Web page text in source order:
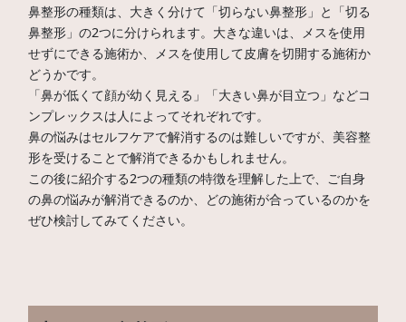
鼻整形の種類は、大きく分けて「切らない鼻整形」と「切る
鼻整形」の2つに分けられます。大きな違いは、メスを使用
せずにできる施術か、メスを使用して皮膚を切開する施術か
どうかです。
「鼻が低くて顔が幼く見える」「大きい鼻が目立つ」などコ
ンプレックスは人によってそれぞれです。
鼻の悩みはセルフケアで解消するのは難しいですが、美容整
形を受けることで解消できるかもしれません。
この後に紹介する2つの種類の特徴を理解した上で、ご自身
の鼻の悩みが解消できるのか、どの施術が合っているのかを
ぜひ検討してみてください。